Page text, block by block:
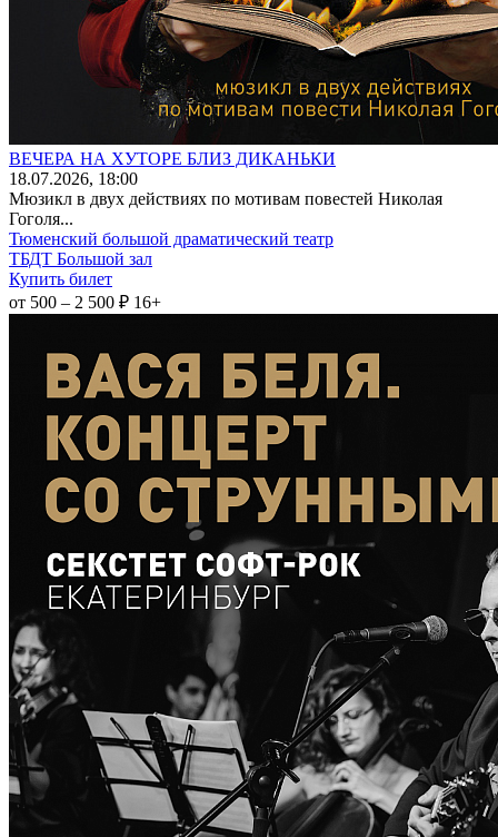
ВЕЧЕРА НА ХУТОРЕ БЛИЗ ДИКАНЬКИ
18.07.2026, 18:00
Мюзикл в двух действиях по мотивам повестей Николая
Гоголя...
Тюменский большой драматический театр
ТБДТ Большой зал
Купить билет
от 500 – 2 500 ₽ 16+